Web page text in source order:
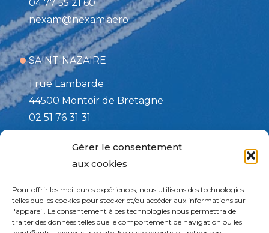
Gérer le consentement
aux cookies
Pour offrir les meilleures expériences, nous utilisons des technologies
telles que les cookies pour stocker et/ou accéder aux informations sur
l'appareil. Le consentement à ces technologies nous permettra de
traiter des données telles que le comportement de navigation ou les
04 77 55 21 60
nexam@nexam.aero
SAINT-NAZAIRE
1 rue Lambarde
44500 Montoir de Bretagne
02 51 76 31 31
508 rue de la PAIX
82170 Grisolles